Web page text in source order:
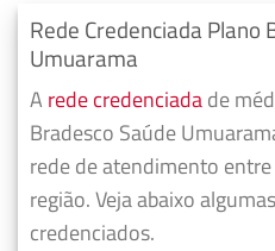
Rede Credenciada Plano
Umuarama
A rede credenciadade
Bradesco Saúde
rede de atendimento
região. Veja abaixo
credenciados.